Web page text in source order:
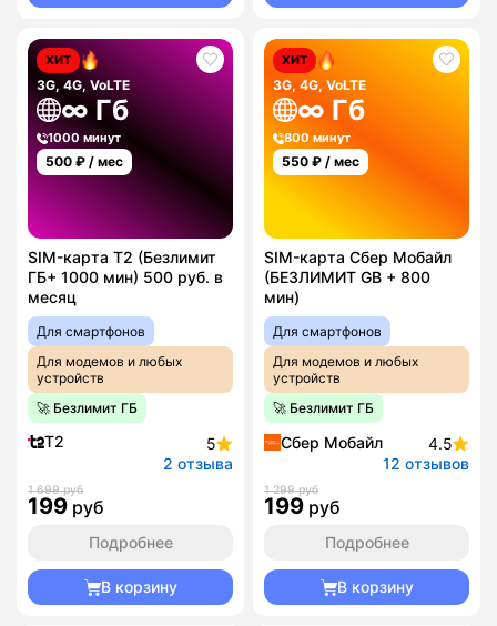
ХИТ
3G, 4G, VoLTE
∞ Гб
1000 минут
500 ₽ / мес
SIM-карта T2 (Безлимит
ГБ+ 1000 мин) 500 руб. в
месяц
Для смартфонов
Для модемов и любых
устройств
🚀 Безлимит ГБ
T2
5
2 отзыва
1 699 руб
199 руб
Подробнее
В корзину
ХИТ
3G, 4G, VoLTE
∞ Гб
800 минут
550 ₽ / мес
SIM-карта Сбер Мобайл
(БЕЗЛИМИТ GB + 800
мин)
Для смартфонов
Для модемов и любых
устройств
🚀 Безлимит ГБ
Сбер Мобайл
4.5
12 отзывов
1 299 руб
199 руб
Подробнее
В корзину